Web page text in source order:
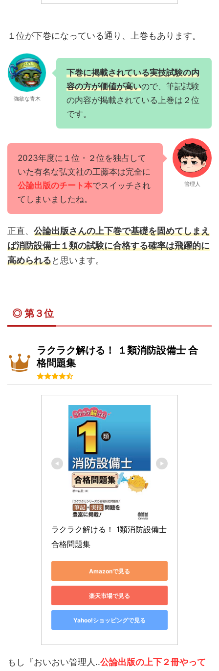
１位が下巻になっている通り、上巻もあります。
強欲な青木
下巻に掲載されている実技試験の内
容の方が価値が高いので、筆記試験
の内容が掲載されている上巻は２位
です。
2023年度に１位・２位を独占して
いた有名な弘文社の工藤本は完全に
公論出版のチート本でスイッチされ
てしまいましたね。
管理人
正直、 公論出版さんの上下巻で基礎を固めてしまえ
ば消防設備士１類の試験に合格する確率は飛躍的に
高められると思います。
◎ 第３位
ラクラク解ける！ １類消防設備士 合
格問題集
ラクラク解ける！ 1類消防設備士
合格問題集
Amazonで見る
楽天市場で見る
Yahoo!ショッピングで見る
もし『おいおい管理人‥公論出版の上下２冊やって